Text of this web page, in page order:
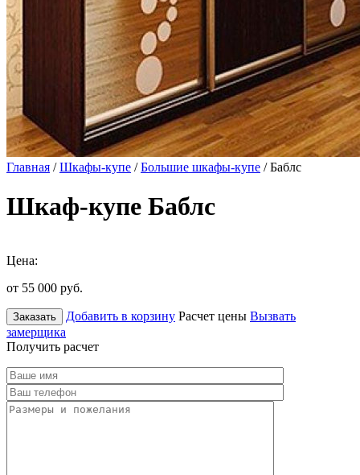
Главная /Шкафы-купе /Большие шкафы-купе / Баблс
Шкаф-купе Баблс
Цена:
от 55 000 руб.
Заказать Добавить в корзину Расчет цены Вызвать
замерщика
Получить расчет